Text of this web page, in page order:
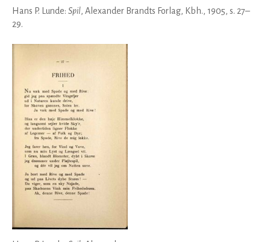
Hans P. Lunde: Spil, Alexander Brandts Forlag, Kbh., 1905, s. 27–
29.